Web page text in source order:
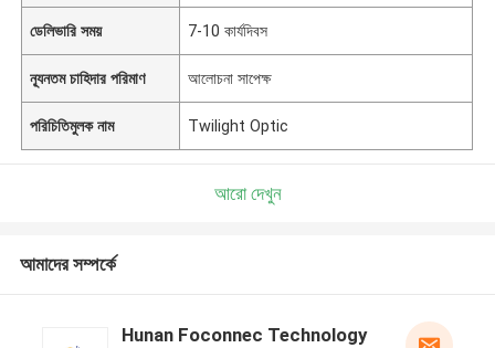
ডেলিভারি সময় 7-10 কার্যদিবস
ন্যূনতম চাহিদার পরিমাণ আলোচনা সাপেক্ষ
পরিচিতিমুলক নাম Twilight Optic
আরো দেখুন
আমাদের সম্পর্কে
Hunan Foconnec Technology